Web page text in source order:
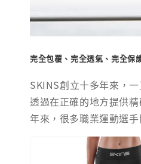
完全包覆、完全透氣、完全保
SKINS創立十多年來，
透過在正確的地方提供
年來，很多職業運動選